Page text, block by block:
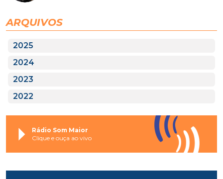
ARQUIVOS
2025
2024
2023
2022
Rádio Som Maior
Clique e ouça ao vivo